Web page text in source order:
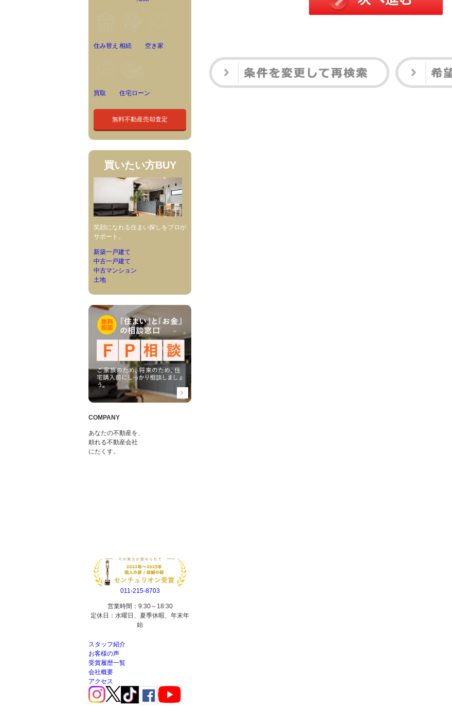
住み替え 相続 空き家
買取 住宅ローン
無料不動産売却査定
買いたい方BUY
笑顔になれる住まい探しをプロが
サポート。
新築一戸建て
中古一戸建て
中古マンション
土地
COMPANY
あなたの不動産を、
頼れる不動産会社
にたくす。
011-215-8703
営業時間：9:30～18:30
定休日：水曜日、夏季休暇、年末年
始
スタッフ紹介
お客様の声
受賞履歴一覧
会社概要
アクセス